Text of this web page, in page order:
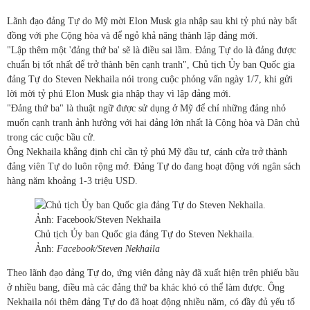
Lãnh đạo đảng Tự do Mỹ mời Elon Musk gia nhập sau khi tỷ phú này bất
đồng với phe Cộng hòa và để ngỏ khả năng thành lập đảng mới.
"Lập thêm một 'đảng thứ ba' sẽ là điều sai lầm. Đảng Tự do là đảng được
chuẩn bị tốt nhất để trở thành bên cạnh tranh", Chủ tịch Ủy ban Quốc gia
đảng Tự do Steven Nekhaila nói trong cuộc phỏng vấn ngày 1/7, khi gửi
lời mời tỷ phú Elon Musk gia nhập thay vì lập đảng mới.
"Đảng thứ ba" là thuật ngữ được sử dụng ở Mỹ để chỉ những đảng nhỏ
muốn cạnh tranh ảnh hưởng với hai đảng lớn nhất là Cộng hòa và Dân chủ
trong các cuộc bầu cử.
Ông Nekhaila khẳng định chỉ cần tỷ phú Mỹ đầu tư, cánh cửa trở thành
đảng viên Tự do luôn rộng mở. Đảng Tự do đang hoạt động với ngân sách
hàng năm khoảng 1-3 triệu USD.
Chủ tịch Ủy ban Quốc gia đảng Tự do Steven Nekhaila.
Ảnh: Facebook/Steven Nekhaila
Theo lãnh đạo đảng Tự do, ứng viên đảng này đã xuất hiện trên phiếu bầu
ở nhiều bang, điều mà các đảng thứ ba khác khó có thể làm được. Ông
Nekhaila nói thêm đảng Tự do đã hoạt động nhiều năm, có đầy đủ yếu tố